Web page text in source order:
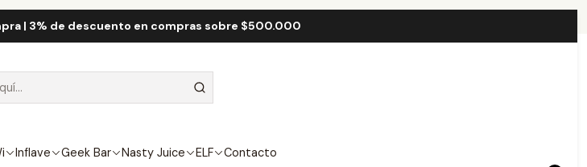
| 3% de descuento en compras sobre $500.000
Inflave Geek Bar Nasty Juice ELF Contacto
WiWi Galaxy Black ICE 18000 Puff